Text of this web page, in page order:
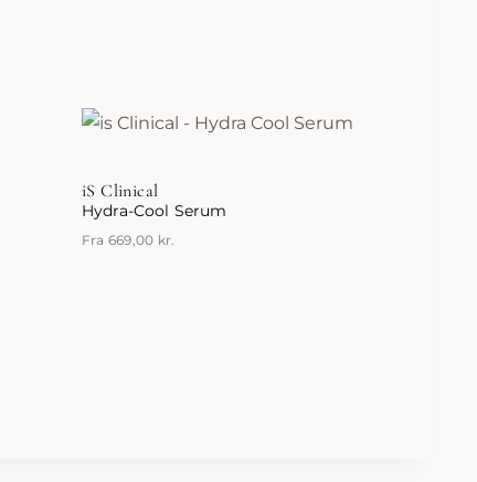
iS Clinical
Hydra-Cool Serum
Fra 669,00 kr.